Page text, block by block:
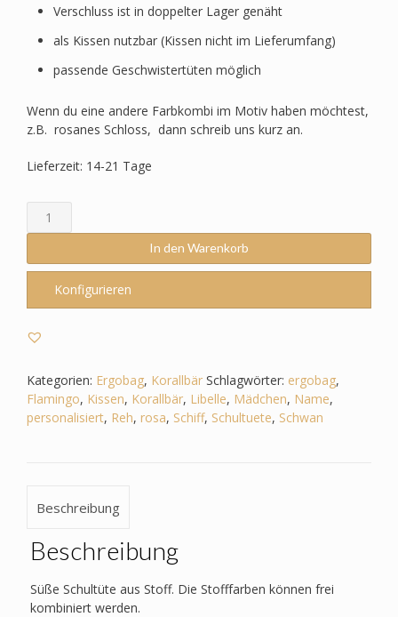
Verschluss ist in doppelter Lager genäht
als Kissen nutzbar (Kissen nicht im Lieferumfang)
passende Geschwistertüten möglich
Wenn du eine andere Farbkombi im Motiv haben möchtest,
z.B. rosanes Schloss, dann schreib uns kurz an.
Lieferzeit: 14-21 Tage
Schultüte
passend
Ergobag
Korallbär-
etc.
In den Warenkorb
Konfigurieren
Kategorien: Ergobag, Korallbär Schlagwörter: ergobag,
Flamingo, Kissen, Korallbär, Libelle, Mädchen, Name,
personalisiert, Reh, rosa, Schiff, Schultuete, Schwan
Beschreibung
Beschreibung
Süße Schultüte aus Stoff. Die Stofffarben können frei
kombiniert werden.